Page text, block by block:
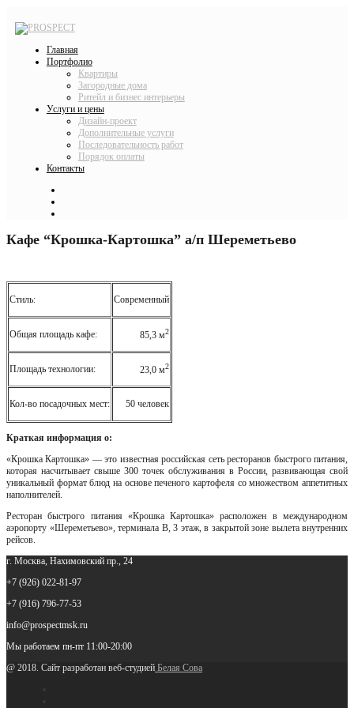
Главная
Портфолио
Квартиры
Загородные дома
Ритейл и бизнес интерьеры
Услуги и цены
Дизайн-проект
Дополнительные услуги
Последовательность работ
Порядок оплаты
Контакты
Кафе “Крошка-Картошка” а/п Шереметьево
Стиль: Современный
Общая площадь кафе: 85,3 м2
Площадь технологии: 23,0 м2
Кол-во посадочных мест: 50 человек
Краткая информация о:
«Крошка Картошка» — это известная российская сеть ресторанов быстрого питания,
которая насчитывает свыше 300 точек обслуживания в России, развивающая свой
уникальный формат блюд на основе печеного картофеля со множеством аппетитных
наполнителей.
Ресторан быстрого питания «Крошка Картошка» расположен в международном
аэропорту «Шереметьево», терминала В, 3 этаж, в закрытой зоне вылета внутренних
рейсов.
г. Москва, Нахимовский пр., 24
+7 (926) 022-81-97
+7 (916) 796-77-53
info@prospectmsk.ru
Мы работаем пн-пт 11:00-20:00
@ 2018. Сайт разработан веб-студией Белая Сова